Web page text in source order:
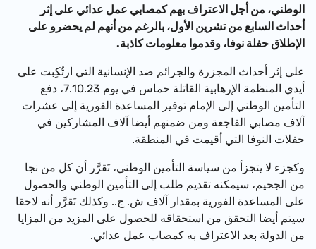
الوطني، من أجل الاعتراف بهم كمصابي عمل عدائي على إثر
أحداث السابع من تشرين الأول، بالرغم من أنهم لم يحضرو على
الإطلاق حفلة نوفا، وقدموا معلومات كاذبة.
على إثر أحداث المجزرة والجرائم ضد الإنسانية التي ارتُكِبت على
أيدي المنظمة الإرهابية القاتلة حماس في يوم 7.10.23، دفع
التأمين الوطني إلى الإمام توفير المساعدة الفورية إلى عشرات
آلاف مصابي الفاجعة ومن ضمنهم أيضا آلاف المشاركين في
حفلات النوفا التي أقيمت في المنطقة.
وكجزء لا يتجزأ من سياسة التأمين الوطني، تَقرَّر أن كل من نجا
من الجحيم، سيمكنه تقديم طلب إلى التأمين الوطني والحصول
على المساعدة الفورية بمقدار آلاف ش. ج.. وكذلك تَقرَّر أنه لاحقا
سيتم أيضا التحقق من استحقاقه للحصول على المزيد من المزايا
من الدولة بعد الاعتراف به كمصاب عمل عدائي.